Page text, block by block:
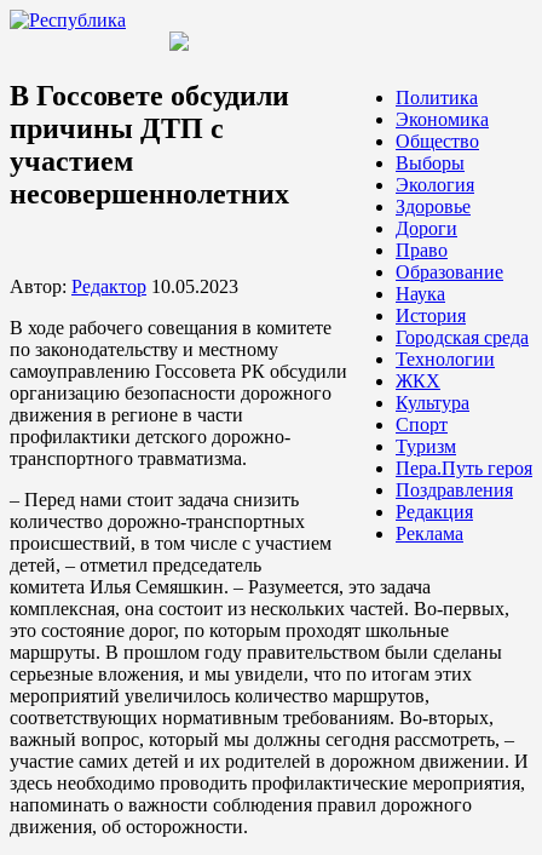
Политика
Экономика
Общество
Выборы
Экология
Здоровье
Дороги
Право
Образование
Наука
История
Городская среда
Технологии
ЖКХ
Культура
Спорт
Туризм
Пера.Путь героя
Поздравления
Редакция
Реклама
В Госсовете обсудили
причины ДТП с
участием
несовершеннолетних
Автор: Редактор 10.05.2023
В ходе рабочего совещания в комитете
по законодательству и местному
самоуправлению Госсовета РК обсудили
организацию безопасности дорожного
движения в регионе в части
профилактики детского дорожно-
транспортного травматизма.
– Перед нами стоит задача снизить
количество дорожно-транспортных
происшествий, в том числе с участием
детей, – отметил председатель
комитета Илья Семяшкин. – Разумеется, это задача
комплексная, она состоит из нескольких частей. Во-первых,
это состояние дорог, по которым проходят школьные
маршруты. В прошлом году правительством были сделаны
серьезные вложения, и мы увидели, что по итогам этих
мероприятий увеличилось количество маршрутов,
соответствующих нормативным требованиям. Во-вторых,
важный вопрос, который мы должны сегодня рассмотреть, –
участие самих детей и их родителей в дорожном движении. И
здесь необходимо проводить профилактические мероприятия,
напоминать о важности соблюдения правил дорожного
движения, об осторожности.